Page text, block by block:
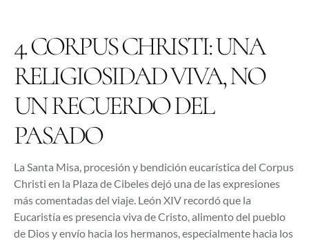
4. CORPUS CHRISTI: UNA
RELIGIOSIDAD VIVA, NO
UN RECUERDO DEL
PASADO
La Santa Misa, procesión y bendición eucarística del Corpus
Christi en la Plaza de Cibeles dejó una de las expresiones
más comentadas del viaje. León XIV recordó que la
Eucaristía es presencia viva de Cristo, alimento del pueblo
de Dios y envío hacia los hermanos, especialmente hacia los